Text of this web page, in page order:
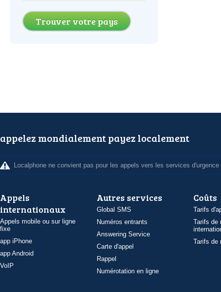
Trouver votre pays
appelez mondialement payez localement
Localphone ne convient pas pour les appels vers les services d'urgence
Appels
internationaux
Appels mobile ou sur ligne
fixe
app iPhone
app Android
VoIP
Autres services
Global SMS
Numéros entrants
Answering Service
Carte d'appel
Rappel
Numérotation en ligne
Coûts
Tarifs
Tarifs de
Tarifs de